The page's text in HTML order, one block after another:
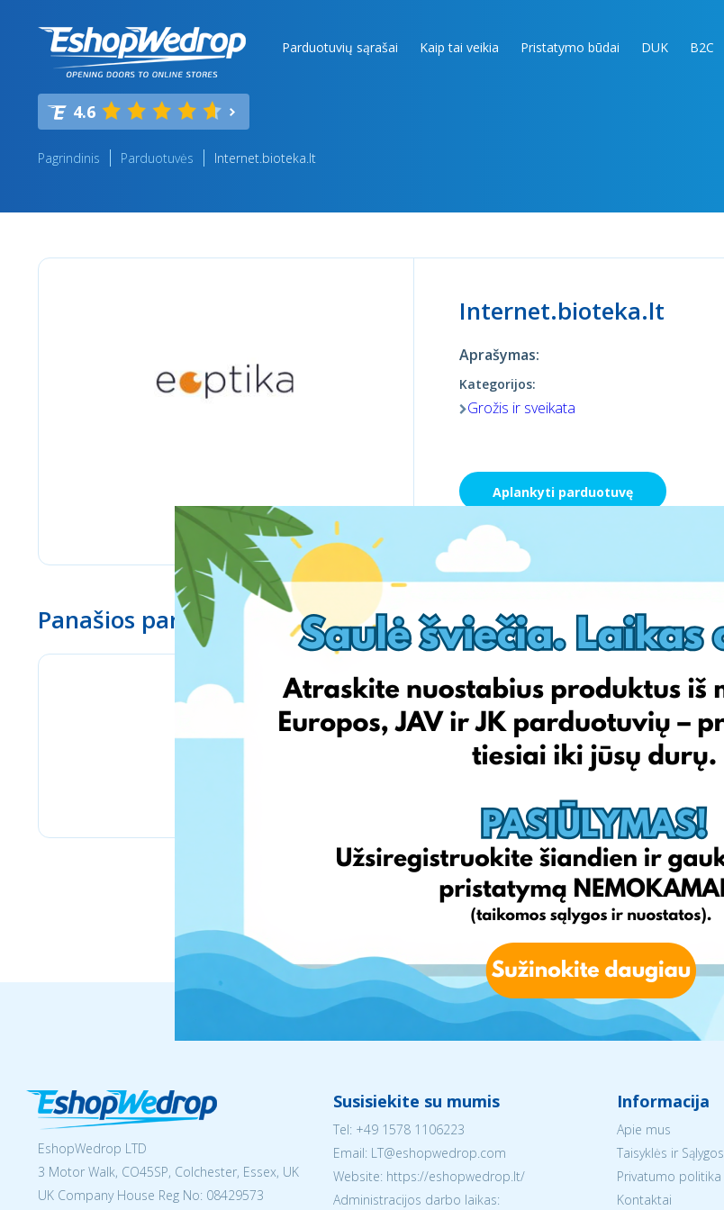
Parduotuvių sąrašai Kaip tai veikia Pristatymo būdai DUK B2C
4.6
Pagrindinis Parduotuvės Internet.bioteka.lt
Internet.bioteka.lt
Aprašymas:
Kategorijos:
Grožis ir sveikata
Aplankyti parduotuvę
Panašios parduotuvės
EshopWedrop LTD
3 Motor Walk, CO45SP, Colchester, Essex, UK
UK Company House Reg No: 08429573
Susisiekite su mumis
Tel: +49 1578 1106223
Email: LT@eshopwedrop.com
Website: https://eshopwedrop.lt/
Administracijos darbo laikas:
Informacija
Apie mus
Taisyklės ir Sąlygos
Privatumo politika
Kontaktai